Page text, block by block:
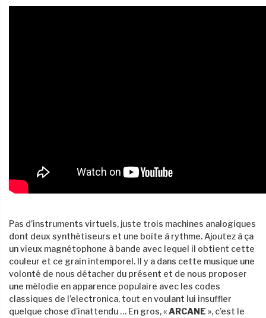
Pas d’instruments virtuels, juste trois machines analogiques
dont deux synthétiseurs et une boîte à rythme. Ajoutez à ça
un vieux magnétophone à bande avec lequel il obtient cette
couleur et ce grain intemporel. Il y a dans cette musique une
volonté de nous détacher du présent et de nous proposer
une mélodie en apparence populaire avec les codes
classiques de l’electronica, tout en voulant lui insuffler
quelque chose d’inattendu … En gros, «ARCANE », c’est le